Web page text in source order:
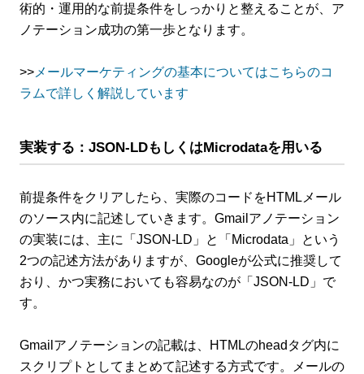
術的・運用的な前提条件をしっかりと整えることが、ア
ノテーション成功の第一歩となります。
>>メールマーケティングの基本についてはこちらのコ
ラムで詳しく解説しています
実装する：JSON-LDもしくはMicrodataを用いる
前提条件をクリアしたら、実際のコードをHTMLメール
のソース内に記述していきます。Gmailアノテーション
の実装には、主に「JSON-LD」と「Microdata」という
2つの記述方法がありますが、Googleが公式に推奨して
おり、かつ実務においても容易なのが「JSON-LD」で
す。
Gmailアノテーションの記載は、HTMLのheadタグ内に
スクリプトとしてまとめて記述する方式です。メールの